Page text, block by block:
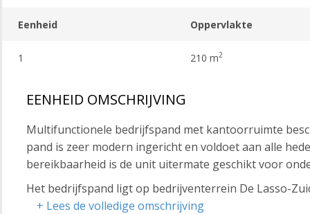
Eenheid Oppervlakte
1 210 m2
EENHEID OMSCHRIJVING
Multifunctionele bedrijfspand met kantoorruimte
pand is zeer modern ingericht en voldoet aan alle
bereikbaarheid is de unit uitermate geschikt voor
Het bedrijfspand ligt op bedrijventerrein De Lasso-
uitstekende bereikbaarheid. Via de nabijgelegen A4
+ Lees de volledige omschrijving